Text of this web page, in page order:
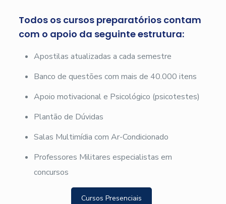
Todos os cursos preparatórios contam
com o apoio da seguinte estrutura:
Apostilas atualizadas a cada semestre
Banco de questões com mais de 40.000 itens
Apoio motivacional e Psicológico (psicotestes)
Plantão de Dúvidas
Salas Multimídia com Ar-Condicionado
Professores Militares especialistas em
concursos
Cursos Presenciais